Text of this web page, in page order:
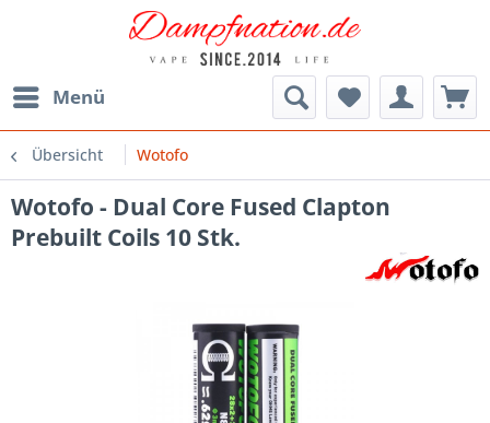
Menü
Übersicht Wotofo
Wotofo - Dual Core Fused Clapton
Prebuilt Coils 10 Stk.